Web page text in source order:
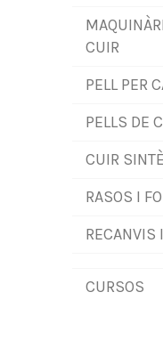
CUIR
PELL PER
PELLS DE
CUIR
RASOS I
RECANVIS
CURSOS